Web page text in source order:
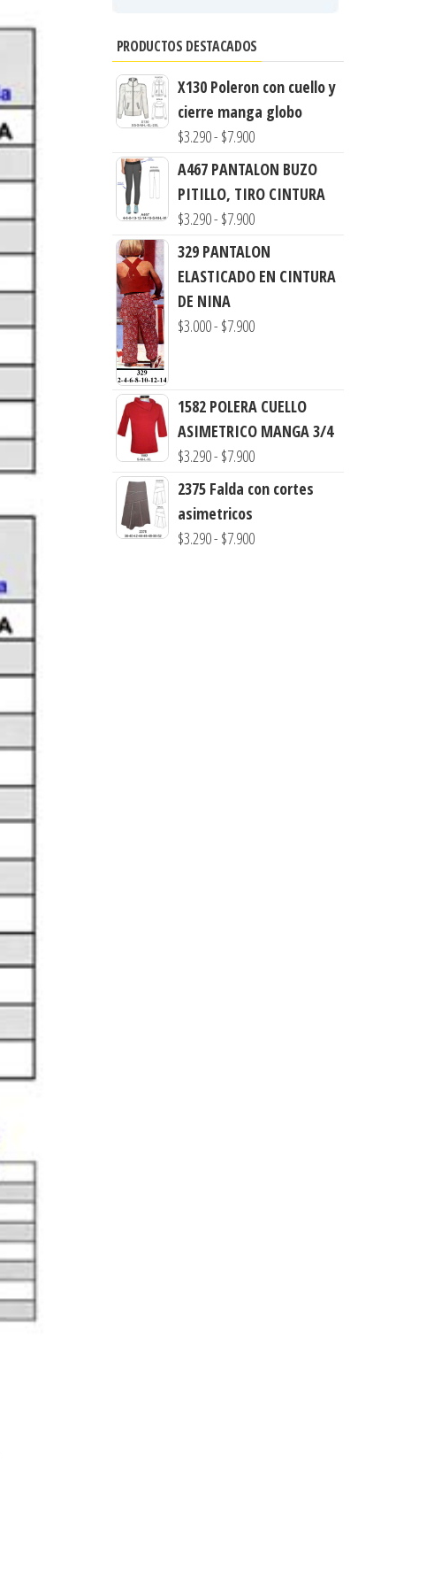
PRODUCTOS DESTACADOS
X130 Poleron con cuello y
cierre manga globo
$3.290- $7.900Rango
de
precios:
desde
hasta
$7.900
A467 PANTALON BUZO
PITILLO, TIRO CINTURA
$3.290- $7.900Rango
de
precios:
$3.290
329 PANTALON
ELASTICADO EN CINTURA
DE NINA
$3.000- $7.900Rango
desde
$3.000
hasta
1582 POLERA CUELLO
ASIMETRICO MANGA 3/4
$3.290- $7.900Rango
desde
2375 Falda con cortes
asimetricos
$3.290- $7.900Rango